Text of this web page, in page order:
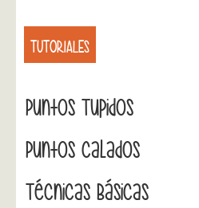
TUTORIALES
Puntos Tupidos
Puntos Calados
Técnicas Básicas